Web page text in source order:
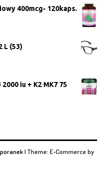
400mcg- 120kaps.
L (53)
iu + K2 MK7 75
| Theme: E-Commerce by